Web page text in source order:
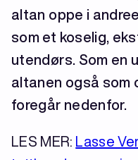
altan oppe i
som et koselig,
utendørs. Som en
altanen også som
foregår nedenfor.
LES MER: Lasse